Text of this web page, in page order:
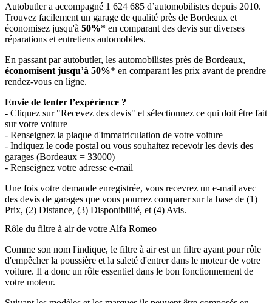
Autobutler a accompagné 1 624 685 d’automobilistes depuis 2010.
Trouvez facilement un garage de qualité près de Bordeaux et
économisez jusqu'à 50%* en comparant des devis sur diverses
réparations et entretiens automobiles.
En passant par autobutler, les automobilistes près de Bordeaux,
économisent jusqu’à 50%* en comparant les prix avant de prendre
rendez-vous en ligne.
Envie de tenter l’expérience ?
- Cliquez sur "Recevez des devis" et sélectionnez ce qui doit être fait
sur votre voiture
- Renseignez la plaque d'immatriculation de votre voiture
- Indiquez le code postal ou vous souhaitez recevoir les devis des
garages (Bordeaux = 33000)
- Renseignez votre adresse e-mail
Une fois votre demande enregistrée, vous recevrez un e-mail avec
des devis de garages que vous pourrez comparer sur la base de (1)
Prix, (2) Distance, (3) Disponibilité, et (4) Avis.
Rôle du filtre à air de votre Alfa Romeo
Comme son nom l'indique, le filtre à air est un filtre ayant pour rôle
d'empêcher la poussière et la saleté d'entrer dans le moteur de votre
voiture. Il a donc un rôle essentiel dans le bon fonctionnement de
votre moteur.